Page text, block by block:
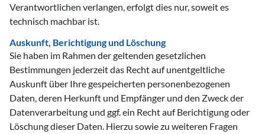
Verantwortlichen verlangen, erfolgt dies nur, soweit es
technisch machbar ist.
Auskunft, Berichtigung und Löschung
Sie haben im Rahmen der geltenden gesetzlichen
Bestimmungen jederzeit das Recht auf unentgeltliche
Auskunft über Ihre gespeicherten personenbezogenen
Daten, deren Herkunft und Empfänger und den Zweck der
Datenverarbeitung und ggf. ein Recht auf Berichtigung oder
Löschung dieser Daten. Hierzu sowie zu weiteren Fragen